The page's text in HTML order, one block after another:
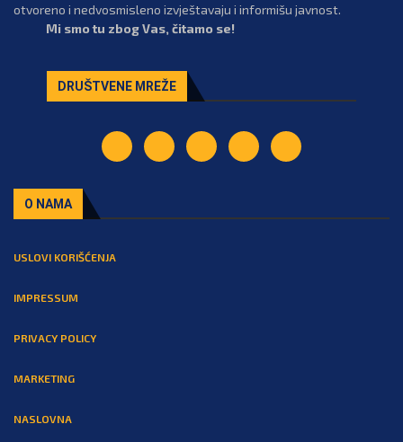
otvoreno i nedvosmisleno izvještavaju i informišu javnost.
Mi smo tu zbog Vas, čitamo se!
DRUŠTVENE MREŽE
O NAMA
USLOVI KORIŠĆENJA
IMPRESSUM
PRIVACY POLICY
MARKETING
NASLOVNA